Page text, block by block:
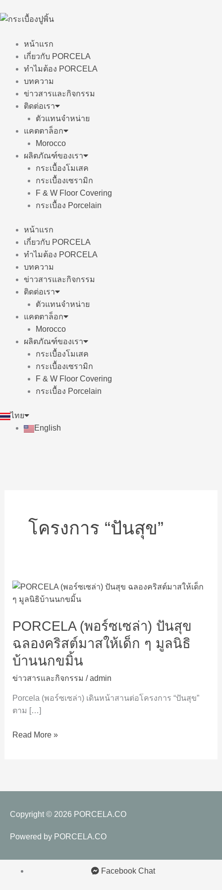
to
หน้าแรก
เกี่ยวกับ PORCELA
ทำไมต้อง PORCELA
บทความ
ข่าวสารและกิจกรรม
ติดต่อเรา
ตัวแทนจำหน่าย
แคตตาล็อก
Morocco
ผลิตภัณฑ์ของเรา
กระเบื้องโมเสค
กระเบื้องเซรามิก
F & W Floor Covering
กระเบื้อง Porcelain
หน้าแรก
เกี่ยวกับ PORCELA
ทำไมต้อง PORCELA
บทความ
ข่าวสารและกิจกรรม
ติดต่อเรา
ตัวแทนจำหน่าย
แคตตาล็อก
Morocco
ผลิตภัณฑ์ของเรา
กระเบื้องโมเสค
กระเบื้องเซรามิก
F & W Floor Covering
กระเบื้อง Porcelain
ไทย
English
โครงการ “ปันสุข”
PORCELA (พอร์ซเซล่า) ปันสุข
ฉลองคริสต์มาสให้เด็ก ๆ มูลนิธิ
บ้านนกขมิ้น
ข่าวสารและกิจกรรม /admin
Porcela (พอร์ซเซล่า) เดินหน้าสานต่อโครงการ “ปันสุข”
ตาม […]
PORCELA
(พอร์ซ
ล่า)
สุข
ฉลอง
คริสต์มาส
เด็ก
ๆ
บ้าน
Read More »
Copyright © 2026 PORCELA.CO
Powered by PORCELA.CO
Facebook Chat